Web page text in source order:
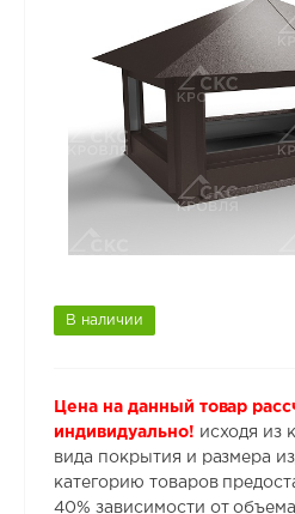
В наличии
Цена на данный товар
индивидуально! исходя из
вида покрытия и размера
категорию товаров
40% зависимости от объема